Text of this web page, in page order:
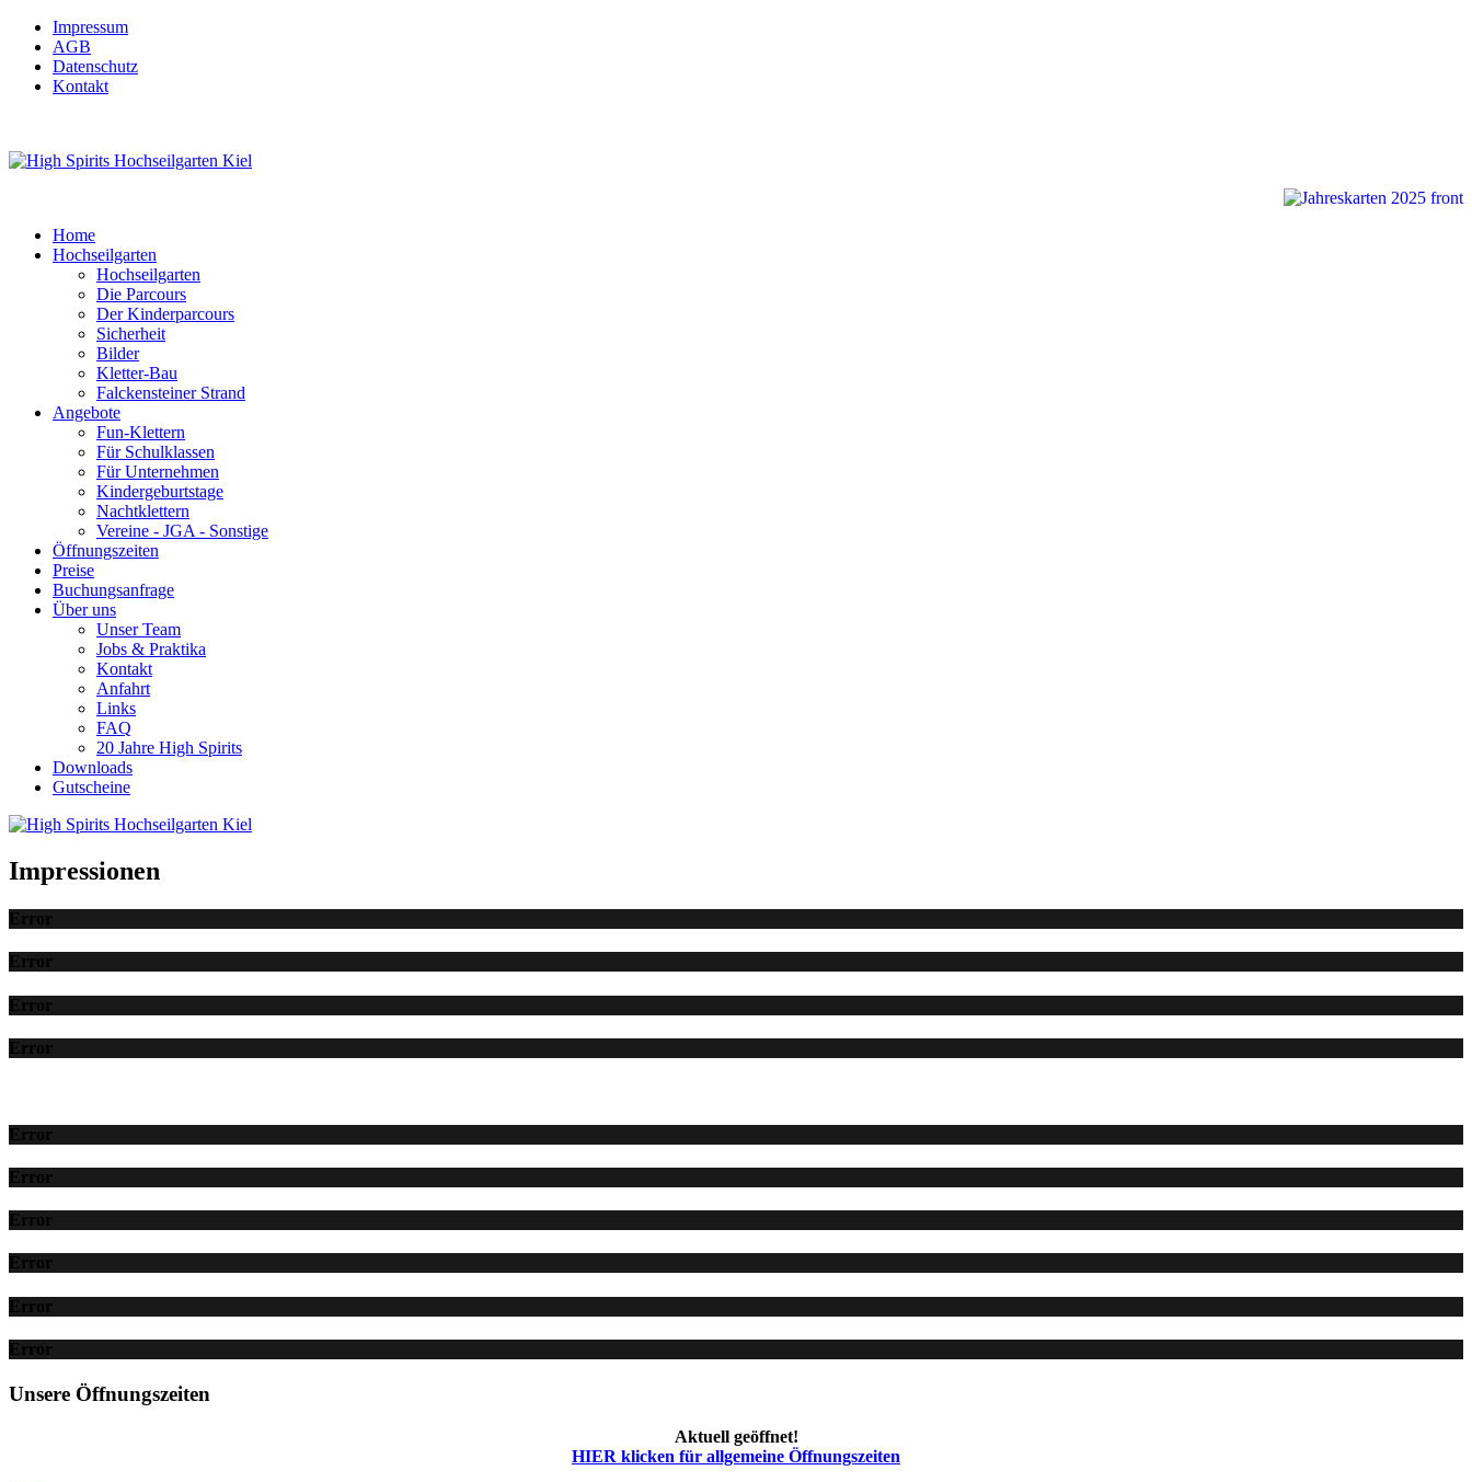
Impressum
AGB
Datenschutz
Kontakt
Home
Hochseilgarten
Hochseilgarten
Die Parcours
Der Kinderparcours
Sicherheit
Bilder
Kletter-Bau
Falckensteiner Strand
Angebote
Fun-Klettern
Für Schulklassen
Für Unternehmen
Kindergeburtstage
Nachtklettern
Vereine - JGA - Sonstige
Öffnungszeiten
Preise
Buchungsanfrage
Über uns
Unser Team
Jobs & Praktika
Kontakt
Anfahrt
Links
FAQ
20 Jahre High Spirits
Downloads
Gutscheine
Impressionen
Error
Error
Error
Error
Error
Error
Error
Error
Error
Error
Unsere Öffnungszeiten
Aktuell geöffnet!
HIER klicken für allgemeine Öffnungszeiten